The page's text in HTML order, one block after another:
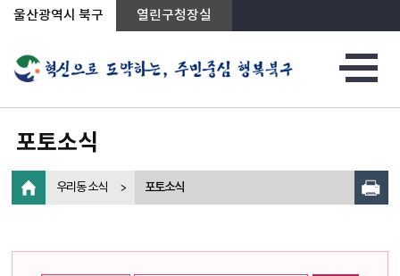
상단메뉴로 바로가기
전체메뉴로 바로가기
왼쪽메뉴로 바로가기
본문으로 바로가기
울산광역시 북구 열린구청장실
포토소식
우리동 소식 포토소식